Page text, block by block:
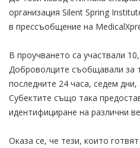
организация Silent Spring
в прессъобщение на
В проучването са участвали
Доброволците съобщавали за
последните 24 часа, седем
Субектите също така
идентифициране на различни
Оказа се, че тези, които